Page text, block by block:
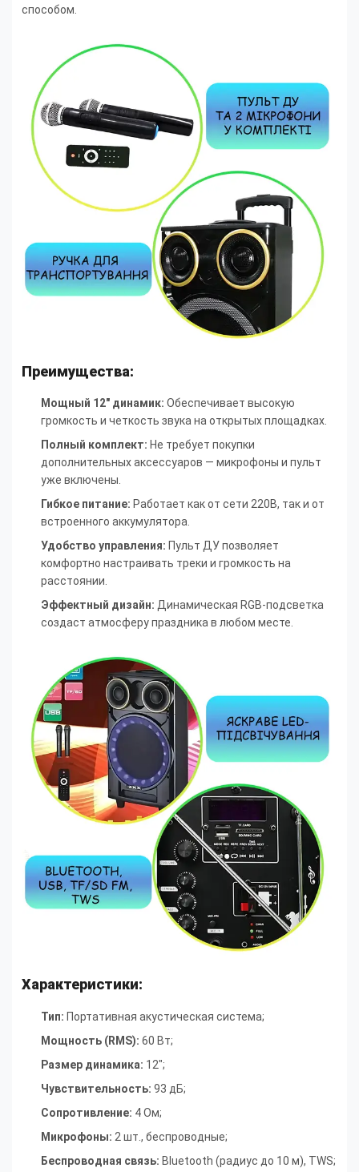
способом.
Преимущества:
Мощный 12" динамик: Обеспечивает высокую
громкость и четкость звука на открытых площадках.
Полный комплект: Не требует покупки
дополнительных аксессуаров — микрофоны и пульт
уже включены.
Гибкое питание: Работает как от сети 220В, так и от
встроенного аккумулятора.
Удобство управления: Пульт ДУ позволяет
комфортно настраивать треки и громкость на
расстоянии.
Эффектный дизайн: Динамическая RGB-подсветка
создаст атмосферу праздника в любом месте.
Характеристики:
Тип: Портативная акустическая система;
Мощность (RMS): 60 Вт;
Размер динамика: 12″;
Чувствительность: 93 дБ;
Сопротивление: 4 Ом;
Микрофоны: 2 шт., беспроводные;
Беспроводная связь: Bluetooth (радиус до 10 м), TWS;